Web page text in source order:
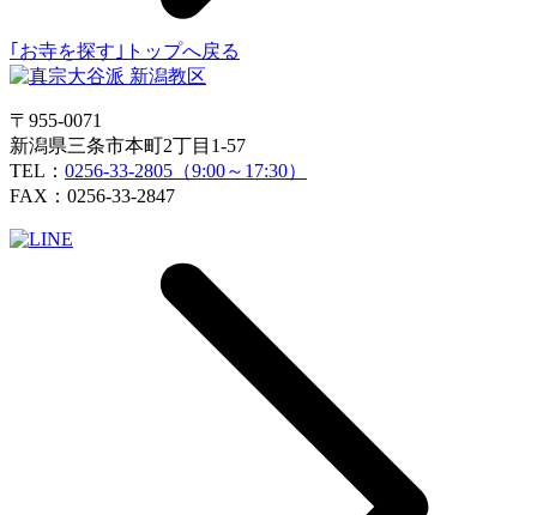
｢お寺を探す｣トップへ戻る
〒955-0071
新潟県三条市本町2丁目1-57
TEL： 0256-33-2805（9:00～17:30）
FAX：0256-33-2847